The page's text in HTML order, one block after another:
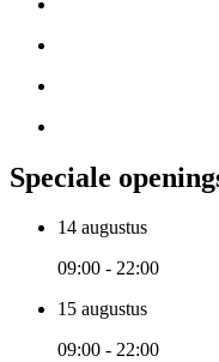
Speciale
14 augustus
09:00 - 22:00
15 augustus
09:00 - 22:00